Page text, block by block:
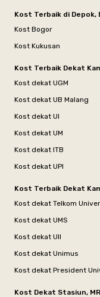
Kost Terbaik di Depok,
Kost Bogor
Kost Kukusan
Kost Terbaik Dekat
Kost dekat UGM
Kost dekat UB Malang
Kost dekat UI
Kost dekat UM
Kost dekat ITB
Kost dekat UPI
Kost Terbaik Dekat
Kost dekat Telkom
Kost dekat UMS
Kost dekat UII
Kost dekat Unimus
Kost dekat President
Kost Dekat Stasiun,